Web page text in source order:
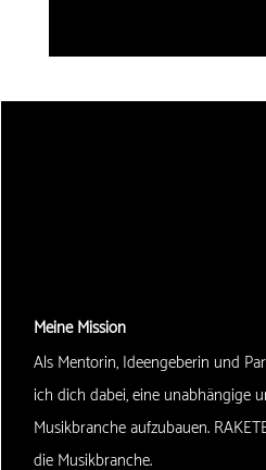
Meine Mission
Als Mentorin, Ideengeberin und
ich dich dabei, eine unabhängige
Musikbranche aufzubauen.
die Musikbranche.